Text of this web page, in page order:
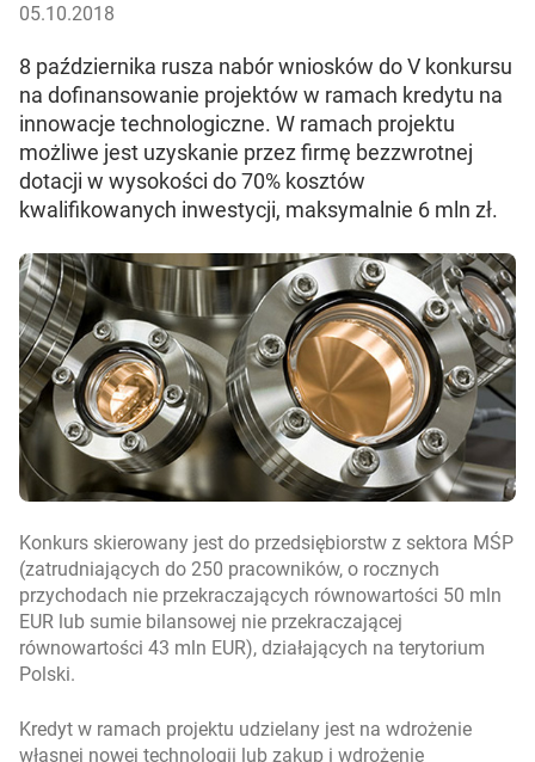
05.10.2018
8 października rusza nabór wniosków do V konkursu
na dofinansowanie projektów w ramach kredytu na
innowacje technologiczne. W ramach projektu
możliwe jest uzyskanie przez firmę bezzwrotnej
dotacji w wysokości do 70% kosztów
kwalifikowanych inwestycji, maksymalnie 6 mln zł.
Konkurs skierowany jest do przedsiębiorstw z sektora MŚP
(zatrudniających do 250 pracowników, o rocznych
przychodach nie przekraczających równowartości 50 mln
EUR lub sumie bilansowej nie przekraczającej
równowartości 43 mln EUR), działających na terytorium
Polski.
Kredyt w ramach projektu udzielany jest na wdrożenie
własnej nowej technologii lub zakup i wdrożenie